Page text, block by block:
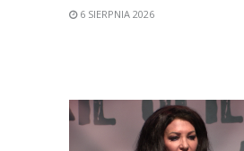
6 SIERPNIA 2026